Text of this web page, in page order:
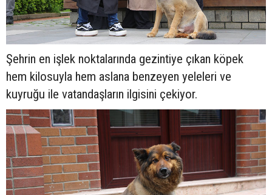
Şehrin en işlek noktalarında gezintiye çıkan köpek
hem kilosuyla hem aslana benzeyen yeleleri ve
kuyruğu ile vatandaşların ilgisini çekiyor.